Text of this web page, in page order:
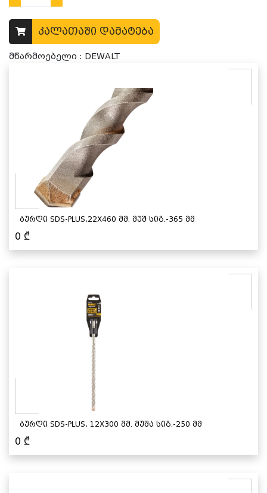
კალათაში დამატება
მწარმოებელი : DEWALT
ბურღი SDS-PLUS,22X460 მმ. მუშ სიგ.-365 მმ
0 ₾
ბურღი SDS-PLUS, 12X300 მმ. მუშა სიგ.-250 მმ
0 ₾